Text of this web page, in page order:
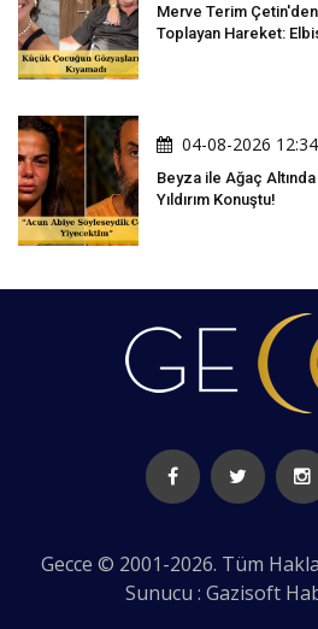
Merve Terim
Toplayan Hareket:
04-08-2026 12:34
Beyza ile Ağaç
Yıldırım Konuştu!
Gecce © 2001-2026. Tüm
Sunucu : Gazisoft